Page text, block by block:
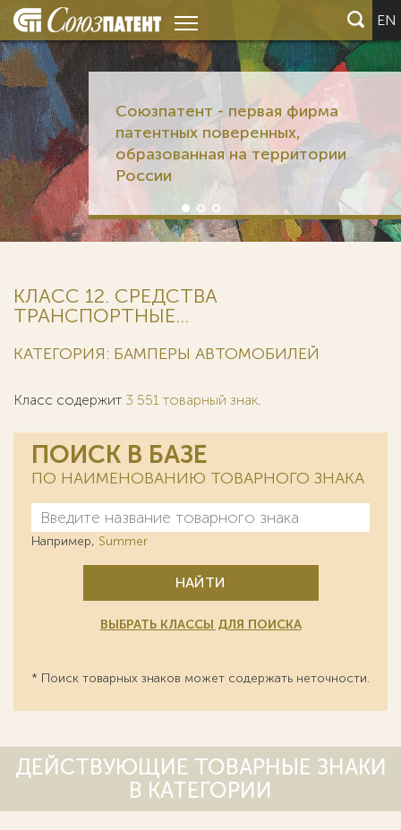
EN
Союзпатент - первая фирма
патентных поверенных,
образованная на территории
России
КЛАСС 12. СРЕДСТВА
ТРАНСПОРТНЫЕ...
КАТЕГОРИЯ: БАМПЕРЫ АВТОМОБИЛЕЙ
Класс содержит 3 551 товарный знак.
ПОИСК В БАЗЕ
ПО НАИМЕНОВАНИЮ ТОВАРНОГО ЗНАКА
Например, Summer
НАЙТИ
ВЫБРАТЬ КЛАССЫ ДЛЯ ПОИСКА
* Поиск товарных знаков может содержать неточности.
ДЕЙСТВУЮЩИЕ ТОВАРНЫЕ ЗНАКИ
В КАТЕГОРИИ